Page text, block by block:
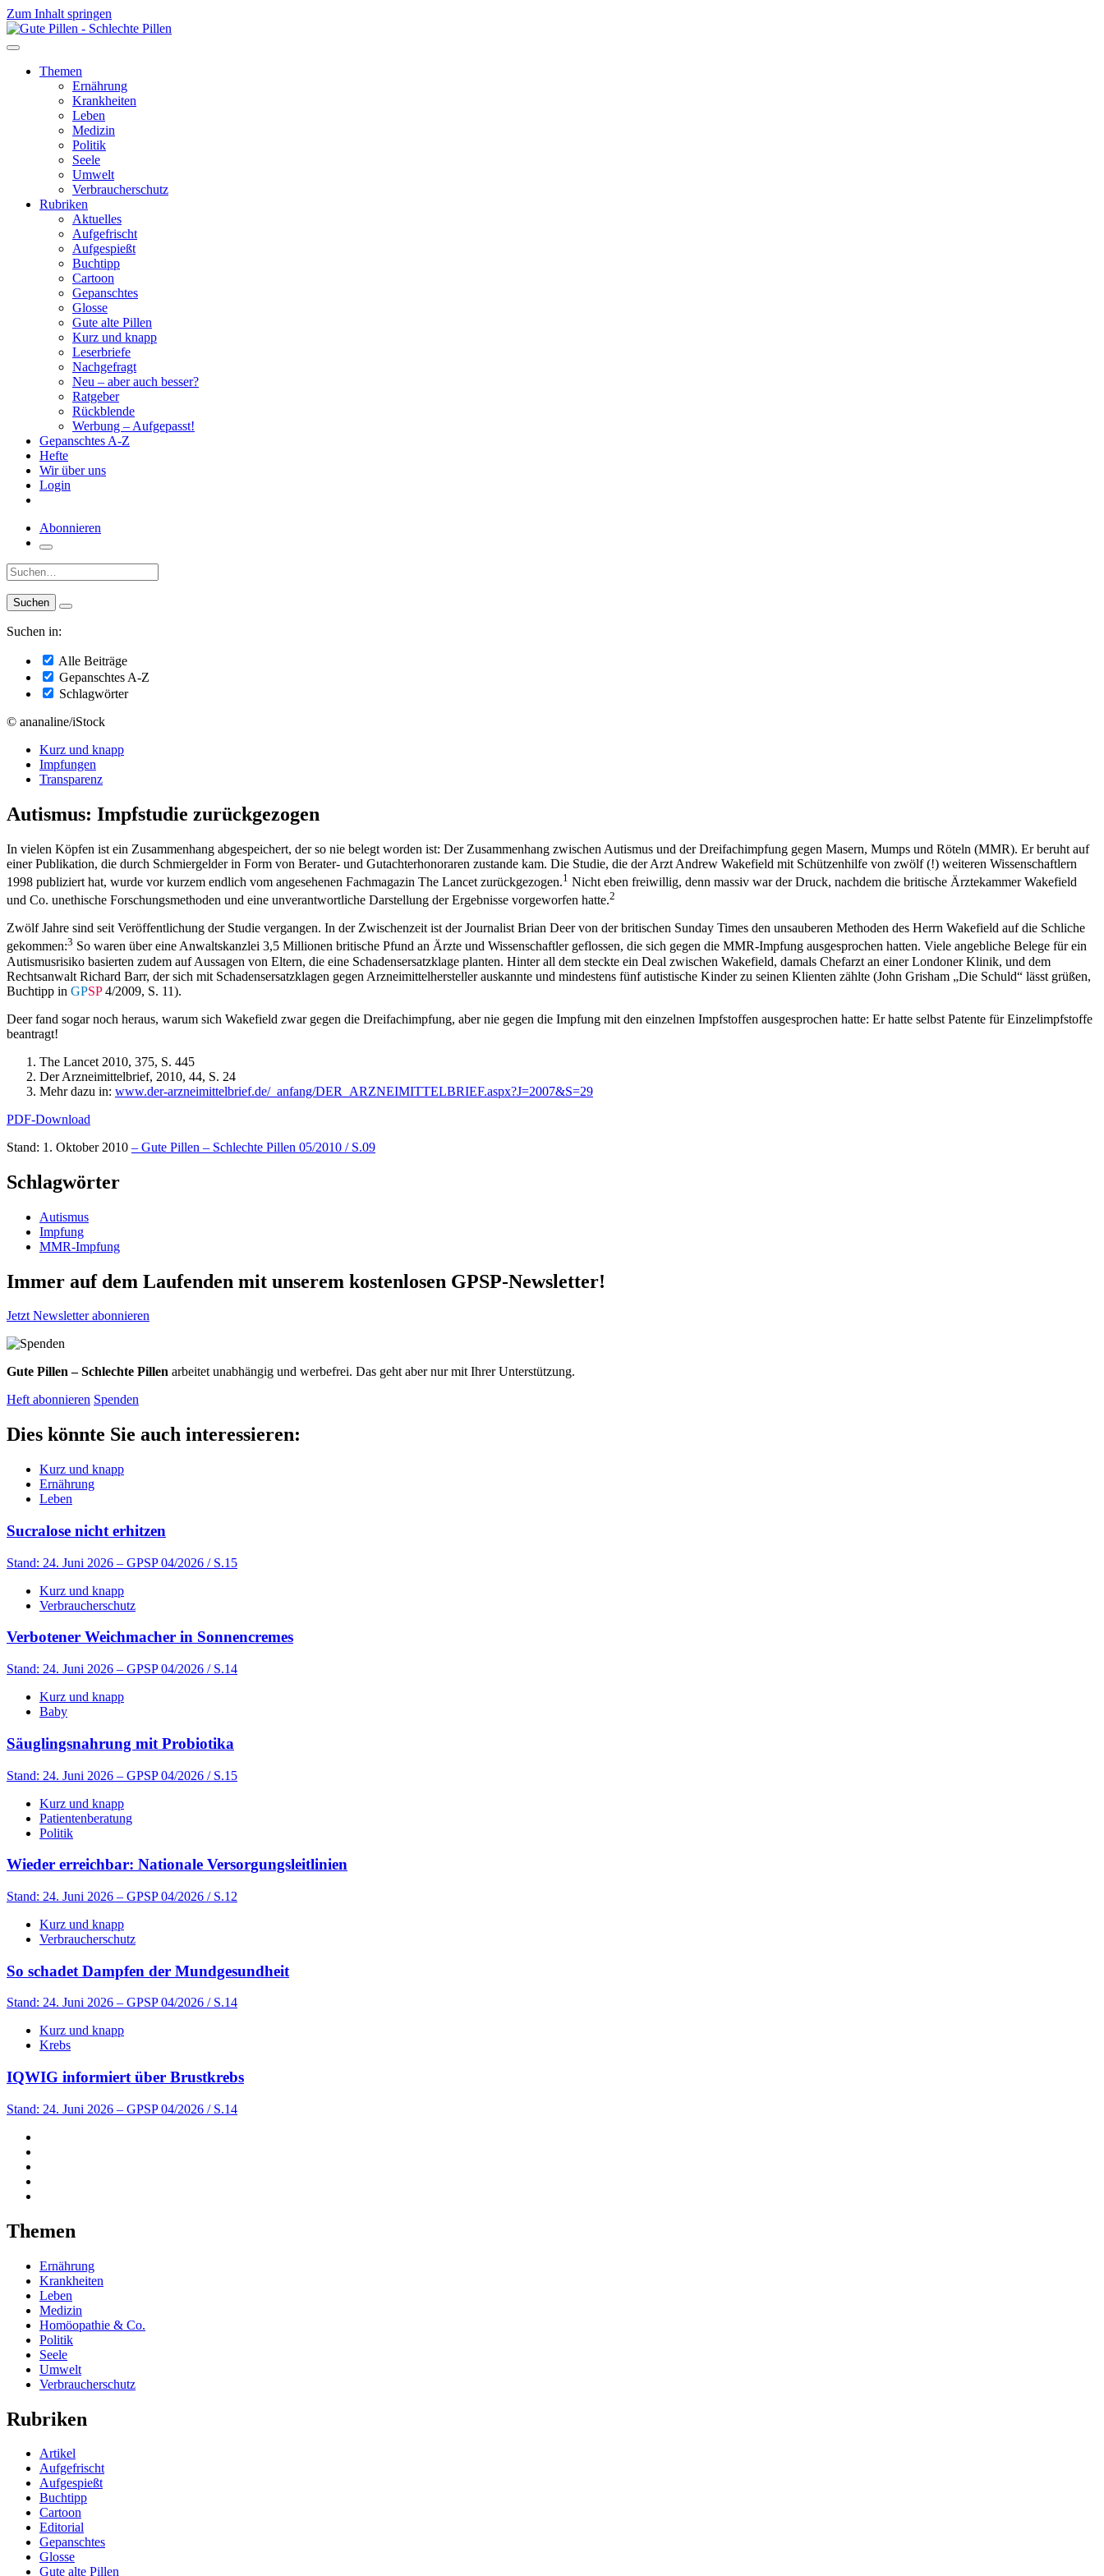
Zum Inhalt springen
Themen
Ernährung
Krankheiten
Leben
Medizin
Politik
Seele
Umwelt
Verbraucherschutz
Rubriken
Aktuelles
Aufgefrischt
Aufgespießt
Buchtipp
Cartoon
Gepanschtes
Glosse
Gute alte Pillen
Kurz und knapp
Leserbriefe
Nachgefragt
Neu – aber auch besser?
Ratgeber
Rückblende
Werbung – Aufgepasst!
Gepanschtes A-Z
Hefte
Wir über uns
Login
Abonnieren
Suche:
Suchen in:
Alle Beiträge
Gepanschtes A-Z
Schlagwörter
© ananaline/iStock
Kurz und knapp
Impfungen
Transparenz
Autismus: Impfstudie zurückgezogen
In vielen Köpfen ist ein Zusammenhang abgespeichert, der so nie belegt worden ist: Der Zusammenhang zwischen Autismus und der Dreifachimpfung gegen Masern, Mumps und Röteln (MMR). Er beruht auf
einer Publikation, die durch Schmiergelder in Form von Berater- und Gutachterhonoraren zustande kam. Die Studie, die der Arzt Andrew Wakefield mit Schützenhilfe von zwölf (!) weiteren Wissenschaftlern
1998 publiziert hat, wurde vor kurzem endlich vom angesehenen Fachmagazin The Lancet zurückgezogen.1 Nicht eben freiwillig, denn massiv war der Druck, nachdem die britische Ärztekammer Wakefield
und Co. un­ethische Forschungsmethoden und eine unverantwortliche Darstellung der Ergebnisse vorgeworfen hatte.2
Zwölf Jahre sind seit Veröffentlichung der Studie vergangen. In der Zwischenzeit ist der Journalist Brian Deer von der britischen Sunday Times den unsauberen Methoden des Herrn Wakefield auf die Schliche
gekommen:3 So waren über eine Anwaltskanzlei 3,5 Millionen britische Pfund an Ärzte und Wissenschaftler geflossen, die sich gegen die MMR-Impfung ausgesprochen hatten. Viele angebliche Belege für ein
Autismusrisiko basierten zudem auf Aussagen von Eltern, die eine Schadensersatzklage planten. Hinter all dem steckte ein Deal zwischen Wakefield, damals Chefarzt an einer Londoner Klinik, und dem
Rechtsanwalt Richard Barr, der sich mit Schadensersatzklagen gegen Arznei­mittelhersteller auskannte und mindestens fünf autistische Kinder zu seinen Klienten zählte (John Grisham „Die Schuld“ lässt grüßen,
Buchtipp in GPSP4/2009, S. 11).
Deer fand sogar noch heraus, warum sich Wakefield zwar gegen die Drei­fachimpfung, aber nie gegen die Impfung mit den einzelnen Impfstoffen ausgesprochen hatte: Er hatte selbst Patente für Einzelimpfstoffe
beantragt!
The Lancet 2010, 375, S. 445
Der Arzneimittelbrief, 2010, 44, S. 24
Mehr dazu in: www.der-arzneimittelbrief.de/_anfang/DER_ARZNEIMITTELBRIEF.aspx?J=2007&S=29
PDF-Download
Stand: 1. Oktober 2010 – Gute Pillen – Schlechte Pillen 05/2010 / S.09
Schlagwörter
Autismus
Impfung
MMR-Impfung
Immer auf dem Laufenden mit unserem kostenlosen GPSP-Newsletter!
Jetzt Newsletter abonnieren
Gute Pillen – Schlechte Pillen arbeitet unabhängig und werbefrei. Das geht aber nur mit Ihrer Unterstützung.
Heft abonnieren Spenden
Dies könnte Sie auch interessieren:
Kurz und knapp
Ernährung
Leben
Sucralose nicht erhitzen
Stand: 24. Juni 2026 – GPSP 04/2026 / S.15
Kurz und knapp
Verbraucherschutz
Verbotener Weichmacher in Sonnencremes
Stand: 24. Juni 2026 – GPSP 04/2026 / S.14
Kurz und knapp
Baby
Säuglingsnahrung mit Probiotika
Stand: 24. Juni 2026 – GPSP 04/2026 / S.15
Kurz und knapp
Patientenberatung
Politik
Wieder erreichbar: Nationale Versorgungsleitlinien
Stand: 24. Juni 2026 – GPSP 04/2026 / S.12
Kurz und knapp
Verbraucherschutz
So schadet Dampfen der Mundgesundheit
Stand: 24. Juni 2026 – GPSP 04/2026 / S.14
Kurz und knapp
Krebs
IQWIG informiert über Brustkrebs
Stand: 24. Juni 2026 – GPSP 04/2026 / S.14
Themen
Ernährung
Krankheiten
Leben
Medizin
Homöopathie & Co.
Politik
Seele
Umwelt
Verbraucherschutz
Rubriken
Artikel
Aufgefrischt
Aufgespießt
Buchtipp
Cartoon
Editorial
Gepanschtes
Glosse
Gute alte Pillen